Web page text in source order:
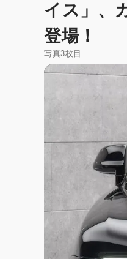
イス」、
登場！
写真3枚目